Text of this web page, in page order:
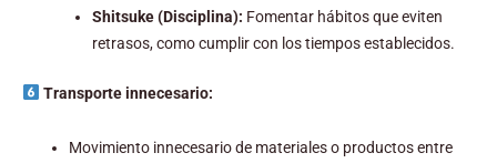
Shitsuke (Disciplina): Fomentar hábitos que eviten
retrasos, como cumplir con los tiempos establecidos.
Transporte innecesario:
Movimiento innecesario de materiales o productos entre